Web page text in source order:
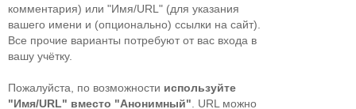
комментария) или "Имя/URL" (для указания
вашего имени и (опционально) ссылки на сайт).
Все прочие варианты потребуют от вас входа в
вашу учётку.
Пожалуйста, по возможности используйте
"Имя/URL" вместо "Анонимный" . URL можно